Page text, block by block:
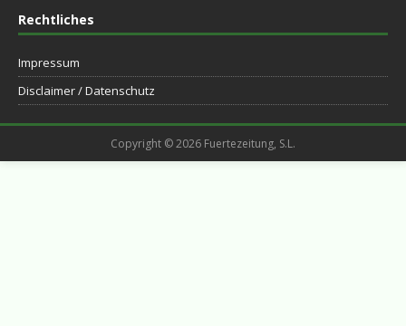
Rechtliches
Impressum
Disclaimer / Datenschutz
Copyright © 2026 Fuertezeitung, S.L.